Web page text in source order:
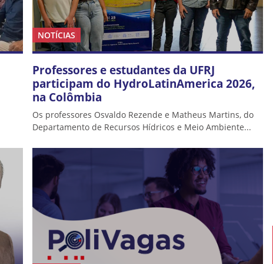
NOTÍCIAS
Professores e estudantes da UFRJ
participam do HydroLatinAmerica 2026,
na Colômbia
Os professores Osvaldo Rezende e Matheus Martins, do
Departamento de Recursos Hídricos e Meio Ambiente...